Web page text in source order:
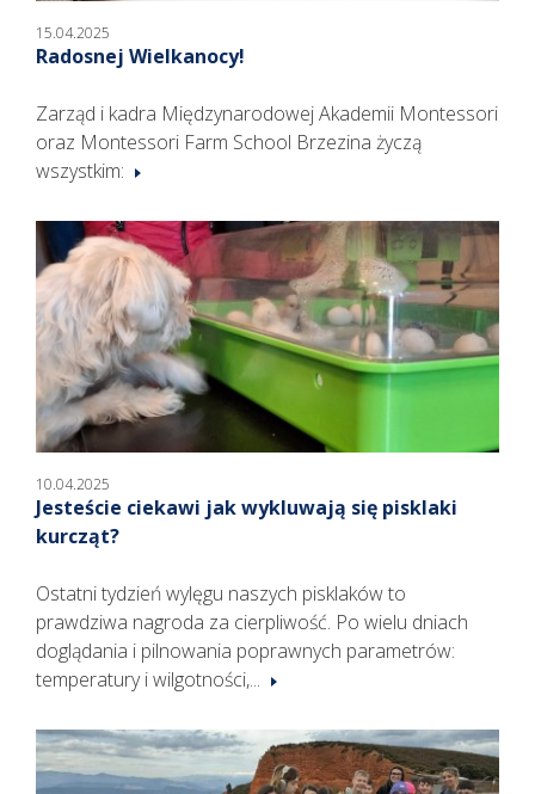
15.04.2025
Radosnej Wielkanocy!
Zarząd i kadra Międzynarodowej Akademii Montessori
oraz Montessori Farm School Brzezina życzą
wszystkim:
10.04.2025
Jesteście ciekawi jak wykluwają się pisklaki
kurcząt?
Ostatni tydzień wylęgu naszych pisklaków to
prawdziwa nagroda za cierpliwość. Po wielu dniach
doglądania i pilnowania poprawnych parametrów:
temperatury i wilgotności,...